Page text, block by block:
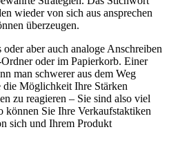
wieder von sich aus ansprechen
überzeugen.
aber auch analoge Anschreiben
oder im Papierkorb. Einer
man schwerer aus dem Weg
die Möglichkeit Ihre Stärken
zu reagieren – Sie sind also viel
können Sie Ihre Verkaufstaktiken
sich und Ihrem Produkt